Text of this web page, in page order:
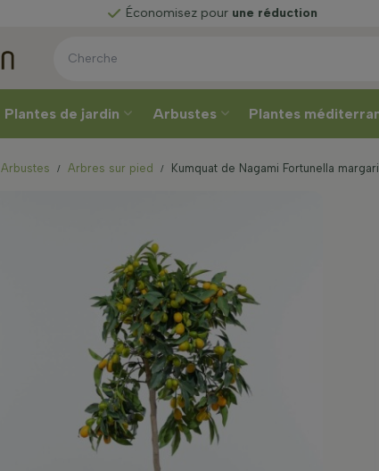
Économisez pourune réduction
Plantes de jardin Arbustes Plantes
Arbustes Arbres sur pied Kumquat de Nagami Fortunella